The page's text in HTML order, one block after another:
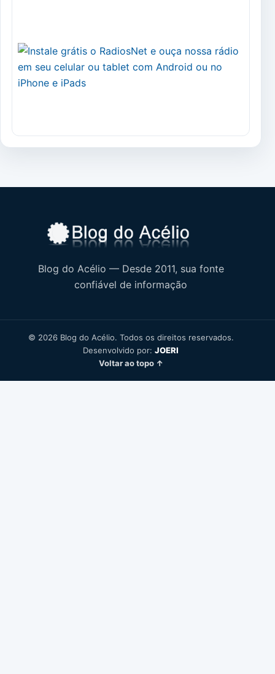
Blog do Acélio — Desde 2011, sua fonte
confiável de informação
© 2026 Blog do Acélio. Todos os direitos reservados.
Desenvolvido por: JOERI
Voltar ao topo ↑